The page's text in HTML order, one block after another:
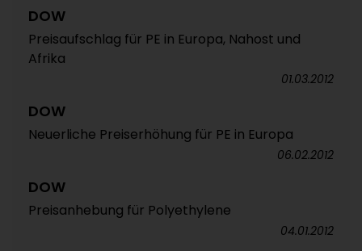
DOW
Preisaufschlag für PE in Europa, Nahost und
Afrika
01.03.2012
DOW
Neuerliche Preiserhöhung für PE in Europa
06.02.2012
DOW
Preisanhebung für Polyethylene
04.01.2012